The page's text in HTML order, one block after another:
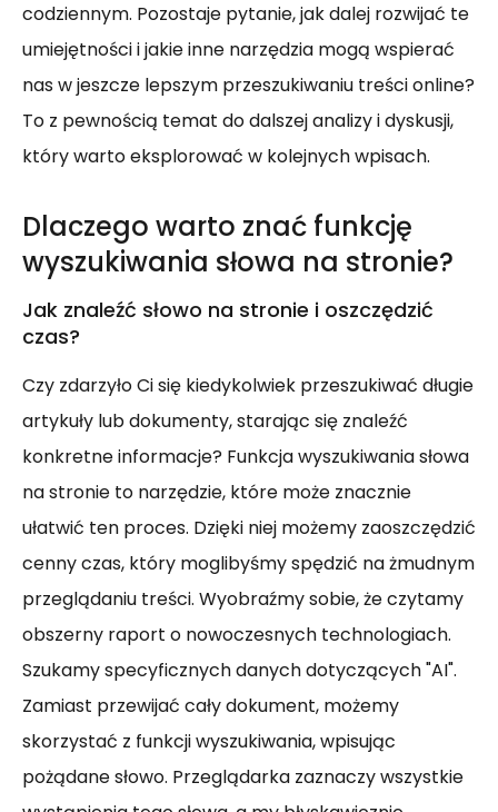
codziennym. Pozostaje pytanie, jak dalej rozwijać te
umiejętności i jakie inne narzędzia mogą wspierać
nas w jeszcze lepszym przeszukiwaniu treści online?
To z pewnością temat do dalszej analizy i dyskusji,
który warto eksplorować w kolejnych wpisach.
Dlaczego warto znać funkcję
wyszukiwania słowa na stronie?
Jak znaleźć słowo na stronie i oszczędzić
czas?
Czy zdarzyło Ci się kiedykolwiek przeszukiwać długie
artykuły lub dokumenty, starając się znaleźć
konkretne informacje? Funkcja wyszukiwania słowa
na stronie to narzędzie, które może znacznie
ułatwić ten proces. Dzięki niej możemy zaoszczędzić
cenny czas, który moglibyśmy spędzić na żmudnym
przeglądaniu treści. Wyobraźmy sobie, że czytamy
obszerny raport o nowoczesnych technologiach.
Szukamy specyficznych danych dotyczących "AI".
Zamiast przewijać cały dokument, możemy
skorzystać z funkcji wyszukiwania, wpisując
pożądane słowo. Przeglądarka zaznaczy wszystkie